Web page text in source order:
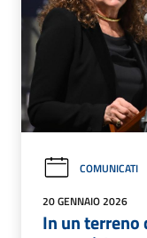
COMUNICATI
20 GENNAIO 2026
In un